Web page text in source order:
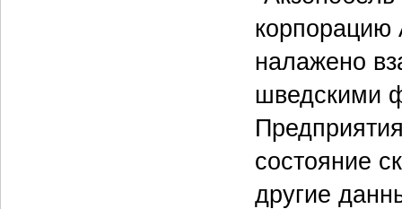
корпорацию
налажено
шведскими
состояние
другие